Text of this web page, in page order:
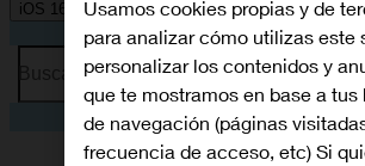
iOS 16.0
Busca por problema o tema
Usamos cookies propias y de
para analizar cómo utilizas este
personalizar los contenidos y
que te mostramos en base a tus
de navegación (páginas
frecuencia de acceso, etc) Si